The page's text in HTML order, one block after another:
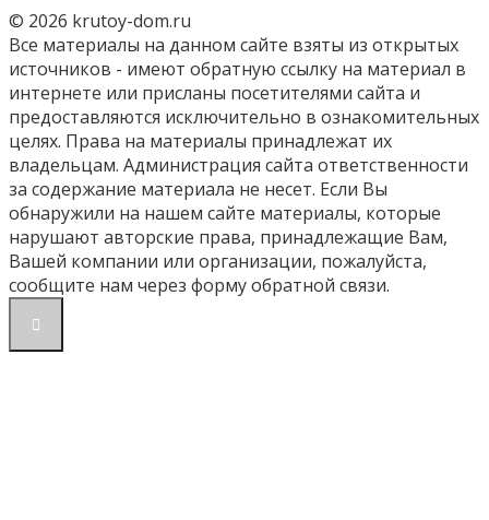
© 2026 krutoy-dom.ru
Все материалы на данном сайте взяты из открытых
источников - имеют обратную ссылку на материал в
интернете или присланы посетителями сайта и
предоставляются исключительно в ознакомительных
целях. Права на материалы принадлежат их
владельцам. Администрация сайта ответственности
за содержание материала не несет. Если Вы
обнаружили на нашем сайте материалы, которые
нарушают авторские права, принадлежащие Вам,
Вашей компании или организации, пожалуйста,
сообщите нам через форму обратной связи.